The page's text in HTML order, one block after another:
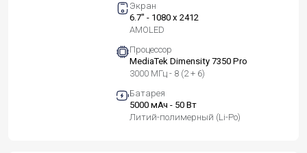
Экран
6.7" - 1080 x 2412
AMOLED
Процессор
MediaTek Dimensity 7350 Pro
3000 МГц - 8 (2 + 6)
Батарея
5000 мАч - 50 Вт
Литий-полимерный (Li-Po)